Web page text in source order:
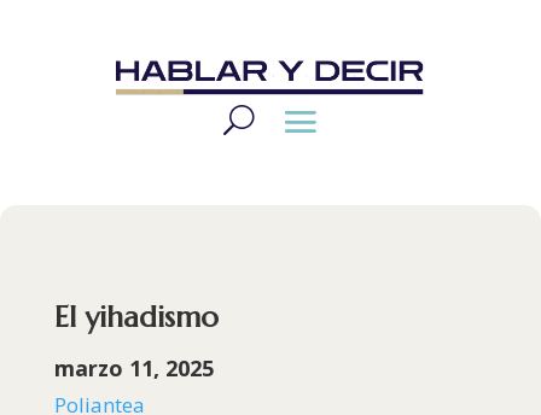
El yihadismo
marzo 11, 2025
Poliantea